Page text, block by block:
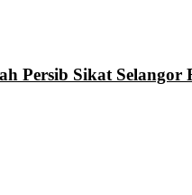
Persib Sikat Selangor